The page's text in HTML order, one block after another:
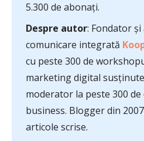
5.300 de abonați.
Despre autor: Fondator
comunicare integrată
cu peste 300 de
marketing digital
moderator la peste 300
business. Blogger din
articole scrise.